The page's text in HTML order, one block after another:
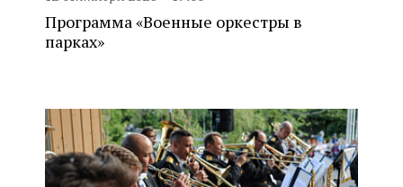
Программа «Военные оркестры в
парках»